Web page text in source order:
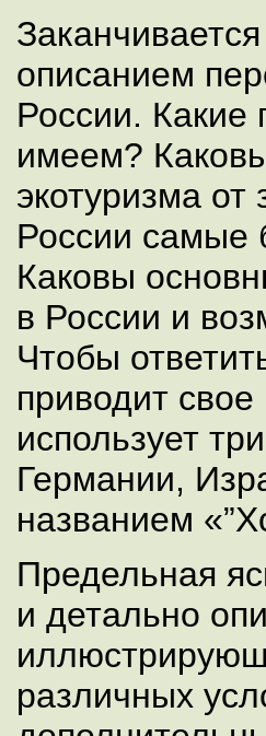
описанием
России.
имеем?
экотуризма
России самые
Каковы
в России и
Чтобы
приводит
использует
Германии,
названием
Предельная
и детально
различных